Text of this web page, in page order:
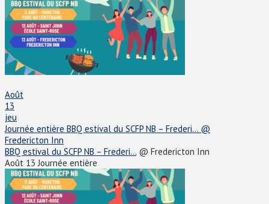
Août
13
jeu
Journée entière BBQ estival du SCFP NB – Frederi... @
Fredericton Inn
BBQ estival du SCFP NB – Frederi... @ Fredericton Inn
Août 13Journée entière